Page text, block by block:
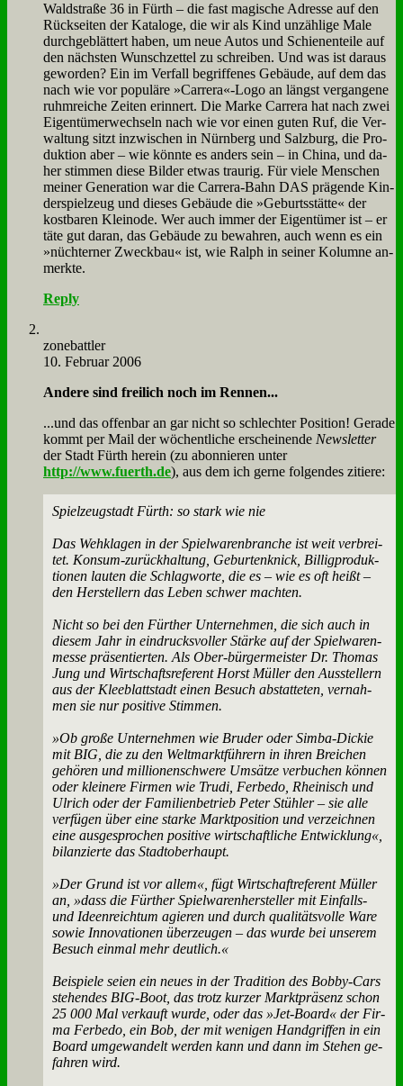
Wald­stra­ße 36 in Fürth – die fast ma­gi­sche Adres­se auf den
Rück­sei­ten der Ka­ta­lo­ge, die wir als Kind un­zäh­li­ge Ma­le
durch­ge­blät­tert ha­ben, um neue Au­tos und Schie­nen­tei­le auf
den näch­sten Wunsch­zet­tel zu schrei­ben. Und was ist dar­aus
ge­wor­den? Ein im Ver­fall be­grif­fe­nes Ge­bäu­de, auf dem das
nach wie vor po­pu­lä­re »Carrera«-Logo an längst ver­gan­ge­ne
ruhm­rei­che Zei­ten er­in­nert. Die Mar­ke Car­rera hat nach zwei
Ei­gen­tü­mer­wech­seln nach wie vor ei­nen gu­ten Ruf, die Ver­
wal­tung sitzt in­zwi­schen in Nürn­berg und Salz­burg, die Pro­
duk­ti­on aber – wie könn­te es an­ders sein – in Chi­na, und da­
her stim­men die­se Bil­der et­was trau­rig. Für vie­le Men­schen
mei­ner Ge­ne­ra­ti­on war die Car­rera-Bahn DAS prä­gen­de Kin­
der­spiel­zeug und die­ses Ge­bäu­de die »Ge­burts­stät­te« der
kost­ba­ren Klein­ode. Wer auch im­mer der Ei­gen­tü­mer ist – er
tä­te gut dar­an, das Ge­bäu­de zu be­wah­ren, auch wenn es ein
»nüch­ter­ner Zweck­bau« ist, wie Ralph in sei­ner Ko­lum­ne an­
merk­te.
Reply
zone­batt­ler
10. Februar 2006
An­de­re sind frei­lich noch im Ren­nen...
...und das of­fen­bar an gar nicht so schlech­ter Po­si­ti­on! Ge­ra­de
kommt per Mail der wö­chent­li­che er­schei­nen­de News­let­ter
der Stadt Fürth her­ein (zu abon­nie­ren un­ter
http://www.fuerth.de), aus dem ich ger­ne fol­gen­des zi­tie­re:
Spiel­zeug­stadt Fürth: so stark wie nie
Das Weh­kla­gen in der Spiel­wa­ren­bran­che ist weit ver­brei­
tet. Kon­sum-zu­rück­hal­tung, Ge­bur­ten­knick, Bil­lig­pro­duk­
tio­nen lau­ten die Schlag­wor­te, die es – wie es oft heißt –
den Her­stel­lern das Le­ben schwer mach­ten.
Nicht so bei den Für­ther Un­ter­neh­men, die sich auch in
die­sem Jahr in ein­drucks­vol­ler Stär­ke auf der Spiel­wa­ren­
mes­se prä­sen­tier­ten. Als Ober-bür­ger­mei­ster Dr. Tho­mas
Jung und Wirt­schafts­re­fe­rent Horst Mül­ler den Aus­stel­lern
aus der Klee­blatt­stadt ei­nen Be­such ab­stat­te­ten, ver­nah­
men sie nur po­si­ti­ve Stim­men.
»Ob gro­ße Un­ter­neh­men wie Bru­der oder Sim­ba-Dickie
mit BIG, die zu den Welt­markt­füh­rern in ih­ren Brei­chen
ge­hö­ren und mil­lio­nen­schwe­re Um­sät­ze ver­bu­chen kön­nen
oder klei­ne­re Fir­men wie Tru­di, Fer­be­do, Rhei­nisch und
Ul­rich oder der Fa­mi­li­en­be­trieb Pe­ter Stüh­ler – sie al­le
ver­fü­gen über ei­ne star­ke Markt­po­si­ti­on und ver­zeich­nen
ei­ne aus­ge­spro­chen po­si­ti­ve wirt­schaft­li­che Ent­wick­lung«,
bi­lan­zier­te das Stadt­ober­haupt.
»Der Grund ist vor al­lem«, fügt Wirt­schaft­re­fe­rent Mül­ler
an, »dass die Für­ther Spiel­wa­ren­her­stel­ler mit Ein­falls-
und Ideen­reich­tum agie­ren und durch qua­li­täts­vol­le Wa­re
so­wie In­no­va­tio­nen über­zeu­gen – das wur­de bei un­se­rem
Be­such ein­mal mehr deut­lich.«
Bei­spie­le sei­en ein neu­es in der Tra­di­ti­on des Bob­by-Cars
ste­hen­des BIG-Boot, das trotz kur­zer Markt­prä­senz schon
25 000 Mal ver­kauft wur­de, oder das »Jet-Board« der Fir­
ma Fer­be­do, ein Bob, der mit we­ni­gen Hand­grif­fen in ein
Board um­ge­wan­delt wer­den kann und dann im Ste­hen ge­
fah­ren wird.